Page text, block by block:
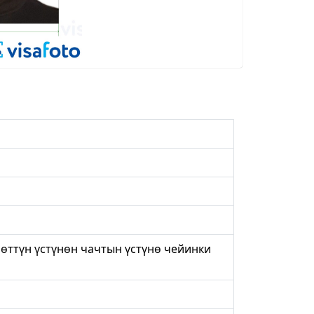
үстүнөн чачтын үстүнө чейинки